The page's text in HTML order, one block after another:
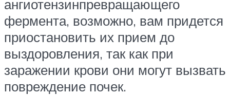
ангиотензинпревращающего
фермента, возможно, вам придется
приостановить их прием до
выздоровления, так как при
заражении крови они могут вызвать
повреждение почек.